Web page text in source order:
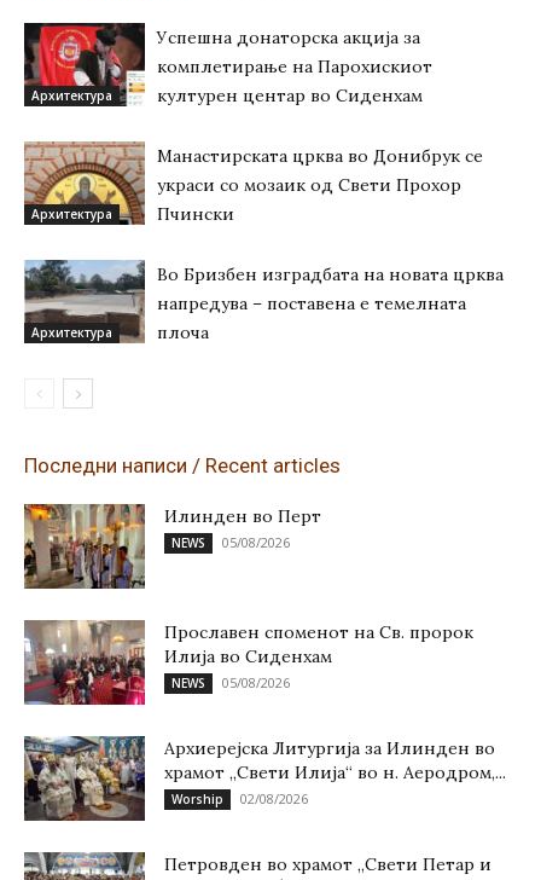
Архитектура
Успешна донаторска акција за
комплетирање на Парохискиот
културен центар во Сиденхам
Архитектура
Манастирската црква во Донибрук се
украси со мозаик од Свети Прохор
Пчински
Архитектура
Во Бризбен изградбата на новата црква
напредува – поставена е темелната
плоча
Последни написи / Recent articles
Илинден во Перт
NEWS 05/08/2026
Прославен споменот на Св. пророк
Илија во Сиденхам
NEWS 05/08/2026
Архиерејска Литургија за Илинден во
храмот „Свети Илија“ во н. Аеродром,...
Worship 02/08/2026
Петровден во храмот „Свети Петар и